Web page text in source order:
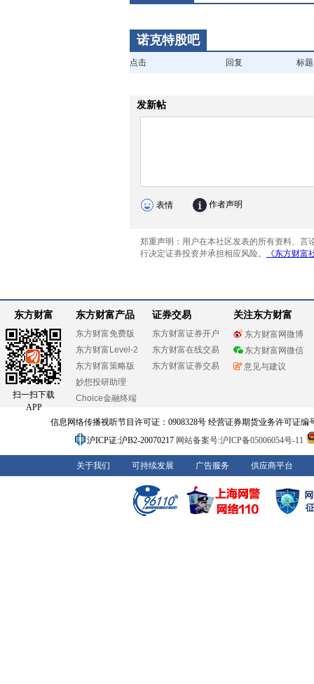
诺克特股吧
点击 回复 标题
东方财富
扫一扫下载
APP
东方财富产品
东方财富免费版
东方财富Level-2
东方财富策略版
妙想投研助理
Choice金融终端
证券交易
东方财富证券开户
东方财富在线交易
东方财富证券交易
关注东方财富
东方财富网微博
东方财富网微信
意见与建议
信息网络传播视听节目许可证：0908328号 经营证券期货业务许可证编
沪ICP证:沪B2-20070217 网站备案号:沪ICP备05006054号-11
关于我们 可持续发展 广告服务 供应商平台